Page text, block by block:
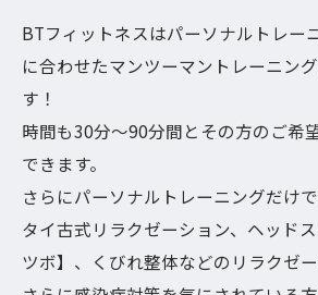
BTフィットネスはパーソナルトレー
に合わせたマンツーマントレーニン
す！
時間も30分〜90分間とその方のご希
できます。
さらにパーソナルトレーニングだけで
タイ古式リラクゼーション、ヘッド
ツボ】、くびれ整体などのリラクゼ